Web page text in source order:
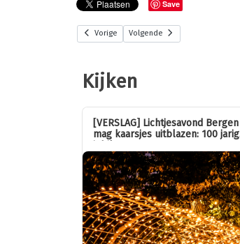
Save
Vorige Volgende
Kijken
[VERSLAG] Lichtjesavond Bergen
mag kaarsjes uitblazen: 100 jarig